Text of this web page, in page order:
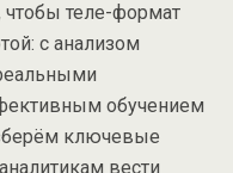
чтобы теле-формат
с анализом
обучением
ключевые
вести